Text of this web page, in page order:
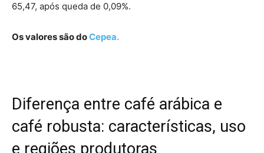
65,47, após queda de 0,09%.
Os valores são doCepea.
Diferença entre café arábica e
café robusta: características, uso
e regiões produtoras